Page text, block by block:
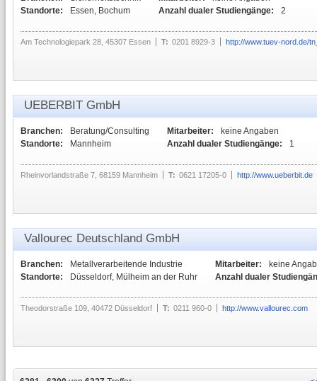
Standorte:
Essen, Bochum
Anzahl dualer Studiengänge:
2
Am Technologiepark 28, 45307 Essen T: 0201 8929-3 http://www.tuev-nord.de/
UEBERBIT GmbH
Branchen:
Beratung/Consulting
Standorte:
Mannheim
Mitarbeiter:
keine Angaben
Anzahl dualer Studiengänge:
1
Rheinvorlandstraße 7, 68159 Mannheim T: 0621 17205-0 http://www.ueberbit.de
Vallourec Deutschland GmbH
Branchen:
Metallverarbeitende Industrie
Standorte:
Düsseldorf, Mülheim an der Ruhr
Mitarbeiter:
keine
Anzahl dualer
Theodorstraße 109, 40472 Düsseldorf T: 0211 960-0 http://www.vallourec.com